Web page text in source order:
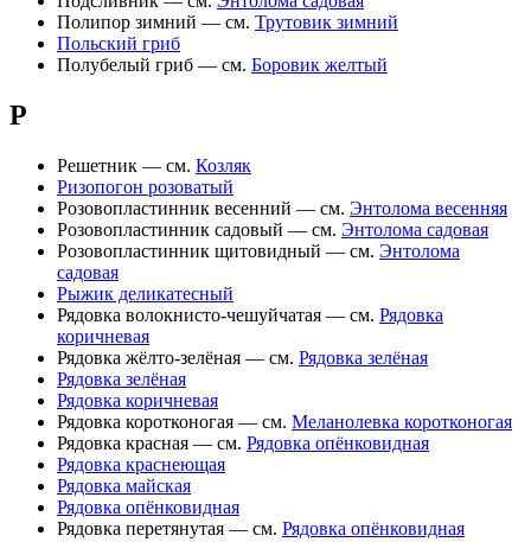
Полипор зимний — см. Трутовик зимний
Польский гриб
Полубелый гриб — см. Боровик желтый
Р
Решетник — см. Козляк
Ризопогон розоватый
Розовопластинник весенний — см. Энтолома весенняя
Розовопластинник садовый — см. Энтолома садовая
Розовопластинник щитовидный — см. Энтолома
садовая
Рыжик деликатесный
Рядовка волокнисто-чешуйчатая — см. Рядовка
коричневая
Рядовка жёлто-зелёная — см. Рядовка зелёная
Рядовка зелёная
Рядовка коричневая
Рядовка коротконогая — см. Меланолевка коротконогая
Рядовка красная — см. Рядовка опёнковидная
Рядовка краснеющая
Рядовка майская
Рядовка опёнковидная
Рядовка перетянутая — см. Рядовка опёнковидная